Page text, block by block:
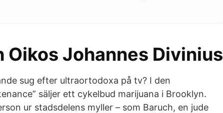
Oikos Johannes Divinius
sug efter ultraortodoxa på tv? I den
säljer ett cykelbud marijuana i Brooklyn.
ur stadsdelens myller – som Baruch, en jude